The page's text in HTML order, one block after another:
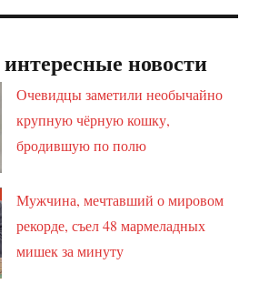
новости
Очевидцы заметили необычайно
крупную чёрную кошку,
бродившую по полю
Мужчина, мечтавший о мировом
рекорде, съел 48 мармеладных
мишек за минуту